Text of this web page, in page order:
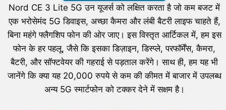
Nord CE 3 Lite 5G उन यूजर्स को लक्षित करता है जो कम बजट में
एक भरोसेमंद 5G डिवाइस, अच्छा कैमरा और लंबी बैटरी लाइफ चाहते हैं,
बिना महंगे फ्लैगशिप फोन की ओर जाए। इस विस्तृत आर्टिकल में, हम इस
फोन के हर पहलू, जैसे कि इसका डिज़ाइन, डिस्प्ले, परफॉर्मेंस, कैमरा,
बैटरी, और सॉफ्टवेयर की गहराई से पड़ताल करेंगे। साथ ही, हम यह भी
जानेंगे कि क्या यह 20,000 रुपये से कम की कीमत में बाजार में उपलब्ध
अन्य 5G स्मार्टफोन को टक्कर देने में सक्षम है।